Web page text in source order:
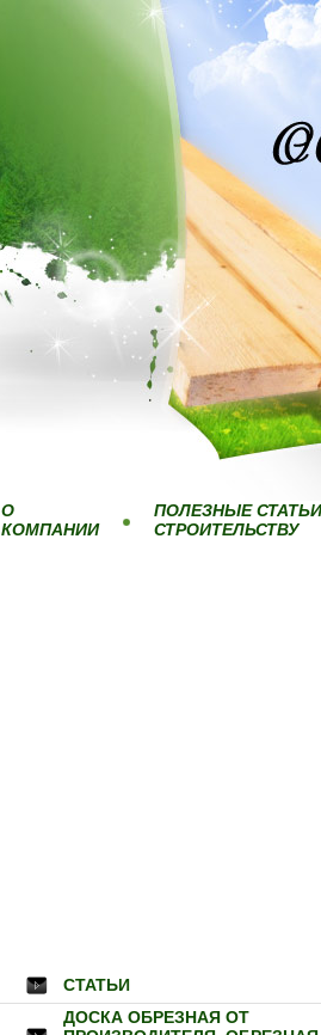
О
КОМПАНИИ
ПОЛЕЗНЫЕ
СТРОИТЕЛЬСТВУ
СТАТЬИ
ДОСКА ОБРЕЗНАЯ ОТ